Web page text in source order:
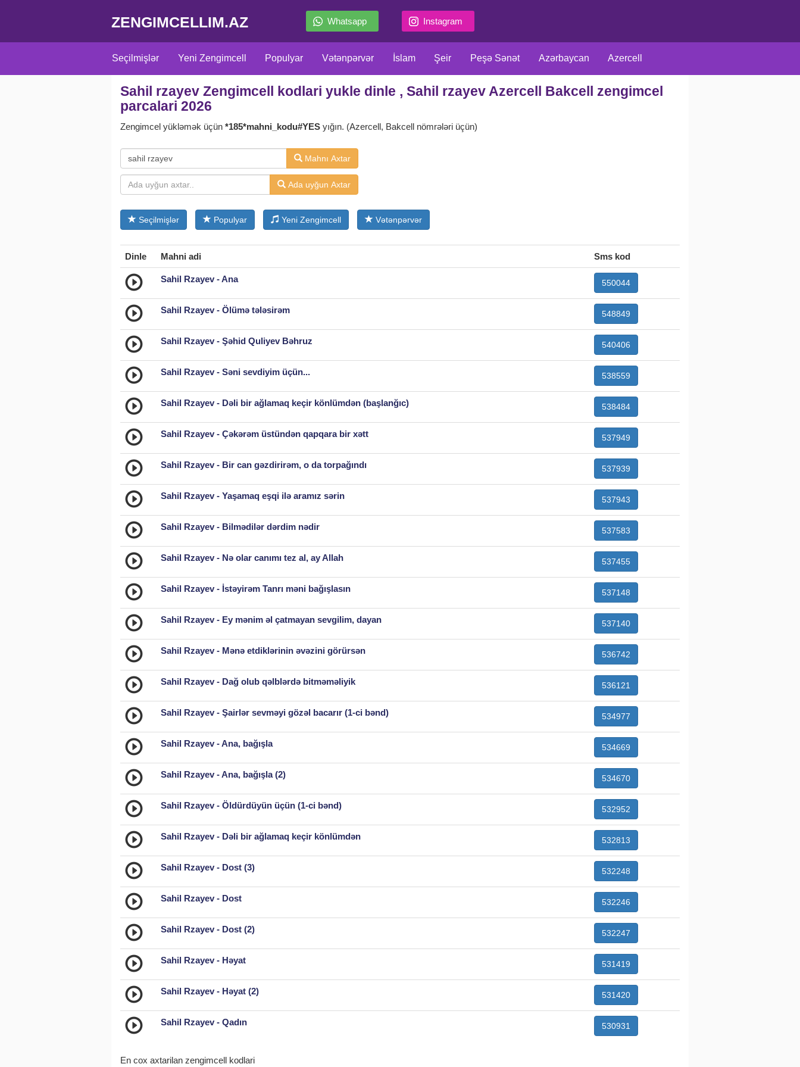
ZENGIMCELLIM.AZ Whatsapp Instagram
Seçilmişlər Yeni Zengimcell Populyar Vətənpərvər İslam Şeir Peşə Sənət Azərbaycan Azercell
Adlara uyğun Türk Türk seriallar Film Serial Meyxana Məzəli Klassiklər Xarici Rus Müxtəlif
Sahil rzayev Zengimcell kodlari yukle dinle , Sahil rzayev Azercell Bakcell zengimcel
parcalari 2026
Zengimcel yükləmək üçün *185*mahni_kodu#YES yığın. (Azercell, Bakcell nömrələri üçün)
Mahnı Axtar
Ada uyğun Axtar
Seçilmişlər Populyar Yeni Zengimcell Vətənpərvər
Dinle Mahni adi Sms kod
Sahil Rzayev - Ana 550044
Sahil Rzayev - Ölümə tələsirəm 548849
Sahil Rzayev - Şəhid Quliyev Bəhruz 540406
Sahil Rzayev - Səni sevdiyim üçün... 538559
Sahil Rzayev - Dəli bir ağlamaq keçir könlümdən (başlanğıc) 538484
Sahil Rzayev - Çəkərəm üstündən qapqara bir xətt 537949
Sahil Rzayev - Bir can gəzdirirəm, o da torpağındı 537939
Sahil Rzayev - Yaşamaq eşqi ilə aramız sərin 537943
Sahil Rzayev - Bilmədilər dərdim nədir 537583
Sahil Rzayev - Nə olar canımı tez al, ay Allah 537455
Sahil Rzayev - İstəyirəm Tanrı məni bağışlasın 537148
Sahil Rzayev - Ey mənim əl çatmayan sevgilim, dayan 537140
Sahil Rzayev - Mənə etdiklərinin əvəzini görürsən 536742
Sahil Rzayev - Dağ olub qəlblərdə bitməməliyik 536121
Sahil Rzayev - Şairlər sevməyi gözəl bacarır (1-ci bənd) 534977
Sahil Rzayev - Ana, bağışla 534669
Sahil Rzayev - Ana, bağışla (2) 534670
Sahil Rzayev - Öldürdüyün üçün (1-ci bənd) 532952
Sahil Rzayev - Dəli bir ağlamaq keçir könlümdən 532813
Sahil Rzayev - Dost (3) 532248
Sahil Rzayev - Dost 532246
Sahil Rzayev - Dost (2) 532247
Sahil Rzayev - Həyat 531419
Sahil Rzayev - Həyat (2) 531420
Sahil Rzayev - Qadın 530931
En cox axtarilan zengimcell kodlari